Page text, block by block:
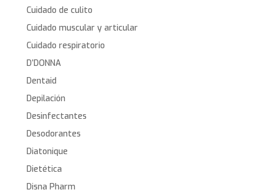
Cuidado de culito
Cuidado muscular y articular
Cuidado respiratorio
D’DONNA
Dentaid
Depilación
Desinfectantes
Desodorantes
Diatonique
Dietética
Disna Pharm